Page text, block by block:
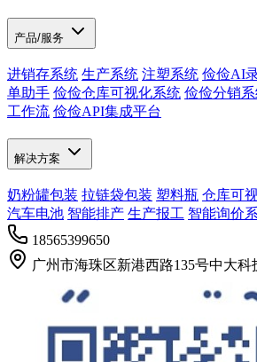
产品/服务
进销存系统 生产系统 注塑系统 俭俭AI
单助手 俭俭仓库可视化系统 俭俭分销
工作流 俭俭API集成平台
解决方案
奶粉罐包装 拉链袋包装 塑料瓶 仓库可
汽车电池 智能排产 生产报工 智能询价
18565399650
广州市海珠区新港西路135号中大科